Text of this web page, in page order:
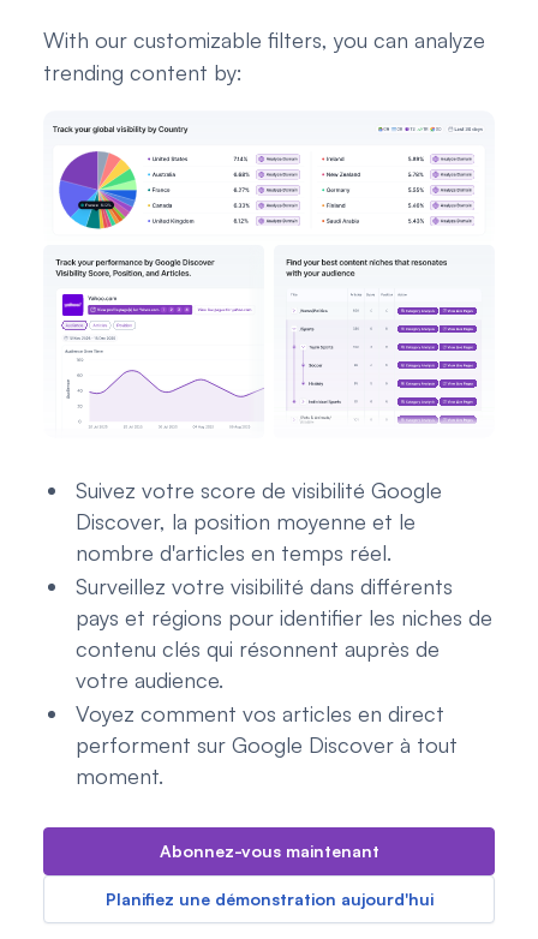
With our customizable filters, you can analyze
trending content by:
Suivez votre score de visibilité Google
Discover, la position moyenne et le
nombre d'articles en temps réel.
Surveillez votre visibilité dans différents
pays et régions pour identifier les niches de
contenu clés qui résonnent auprès de
votre audience.
Voyez comment vos articles en direct
performent sur Google Discover à tout
moment.
Abonnez-vous maintenant
Planifiez une démonstration aujourd'hui